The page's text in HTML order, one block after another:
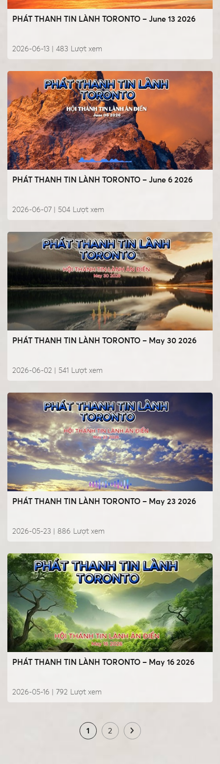
PHÁT THANH TIN LÀNH TORONTO – June 13 2026
2026-06-13 | Lượt xem
483
PHÁT THANH TIN LÀNH TORONTO – June 6 2026
2026-06-07 | Lượt xem
504
PHÁT THANH TIN LÀNH TORONTO – May 30 2026
2026-06-02 | Lượt xem
541
PHÁT THANH TIN LÀNH TORONTO – May 23 2026
2026-05-23 | Lượt xem
886
PHÁT THANH TIN LÀNH TORONTO – May 16 2026
2026-05-16 | Lượt xem
792
1 2